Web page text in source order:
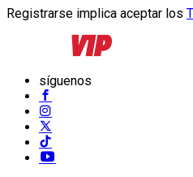
Registrarse implica aceptar los
síguenos